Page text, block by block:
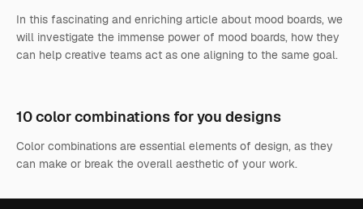
In this fascinating and enriching article about mood boards, we
will investigate the immense power of mood boards, how they
can help creative teams act as one aligning to the same goal.
10 color combinations for you designs
Color combinations are essential elements of design, as they
can make or break the overall aesthetic of your work.